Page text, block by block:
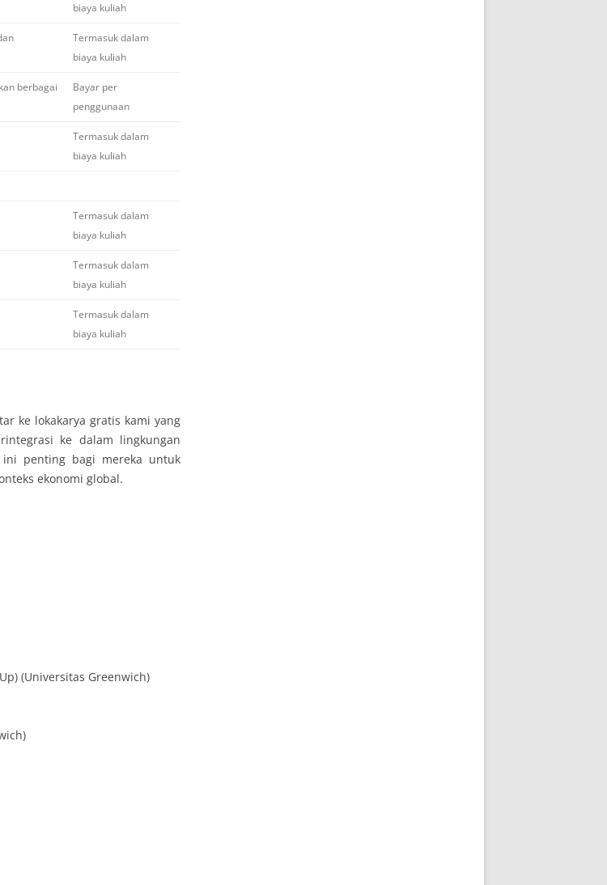
biaya kuliah
Termasuk dalam
biaya kuliah
berbagai
Bayar per
penggunaan
Termasuk dalam
biaya kuliah
Termasuk dalam
biaya kuliah
Termasuk dalam
biaya kuliah
Termasuk dalam
biaya kuliah
ke lokakarya gratis kami yang
ke dalam lingkungan
penting bagi mereka untuk
ekonomi global.
(Universitas Greenwich)